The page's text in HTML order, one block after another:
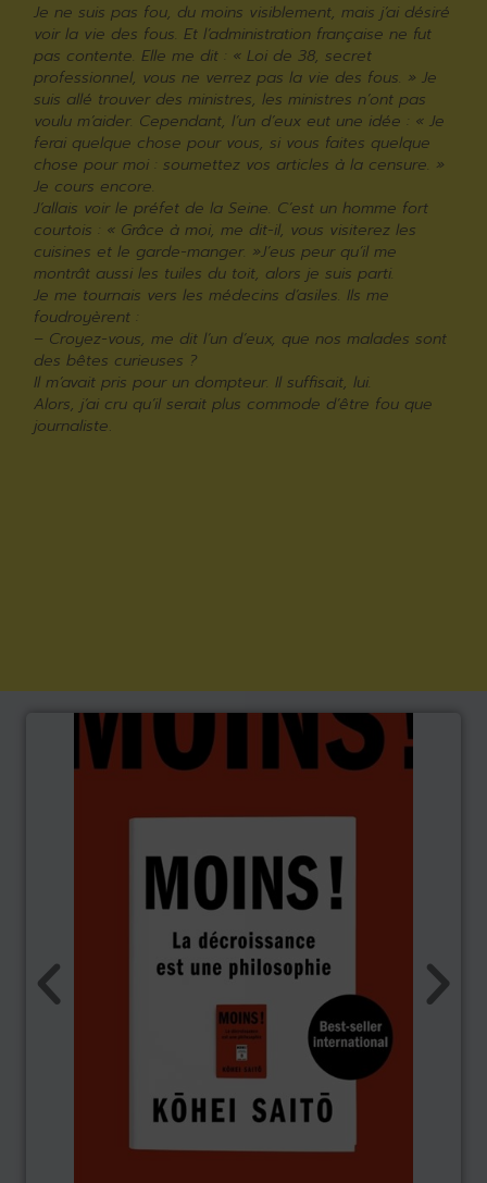
Je ne suis pas fou, du moins visiblement, mais j’ai désiré
voir la vie des fous. Et l’administration française ne fut
pas contente. Elle me dit : « Loi de 38, secret
professionnel, vous ne verrez pas la vie des fous. » Je
suis allé trouver des ministres, les ministres n’ont pas
voulu m’aider. Cependant, l’un d’eux eut une idée : « Je
ferai quelque chose pour vous, si vous faites quelque
chose pour moi : soumettez vos articles à la censure. »
Je cours encore.
J’allais voir le préfet de la Seine. C’est un homme fort
courtois : « Grâce à moi, me dit-il, vous visiterez les
cuisines et le garde-manger. »J’eus peur qu’il me
montrât aussi les tuiles du toit, alors je suis parti.
Je me tournais vers les médecins d’asiles. Ils me
foudroyèrent :
– Croyez-vous, me dit l’un d’eux, que nos malades sont
des bêtes curieuses ?
Il m’avait pris pour un dompteur. Il suffisait, lui.
Alors, j’ai cru qu’il serait plus commode d’être fou que
journaliste.